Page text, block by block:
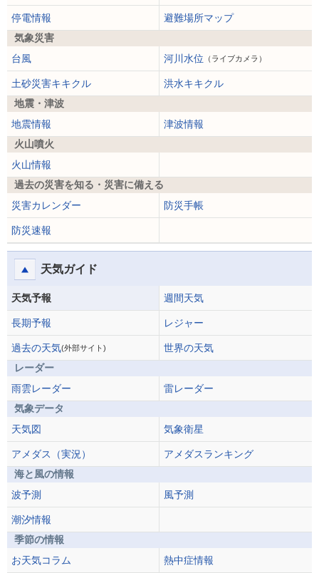
停電情報
避難場所マップ
気象災害
台風
河川水位 （ライブカメラ）
土砂災害キキクル
洪水キキクル
地震・津波
地震情報
津波情報
火山噴火
火山情報
過去の災害を知る・災害に備える
災害カレンダー
防災手帳
防災速報
天気ガイド
天気予報 週間天気
長期予報 レジャー
過去の天気(外部サイト)
世界の天気
レーダー
雨雲レーダー
雷レーダー
気象データ
天気図
気象衛星
アメダス（実況）
アメダスランキング
海と風の情報
波予測
風予測
潮汐情報
季節の情報
お天気コラム
熱中症情報